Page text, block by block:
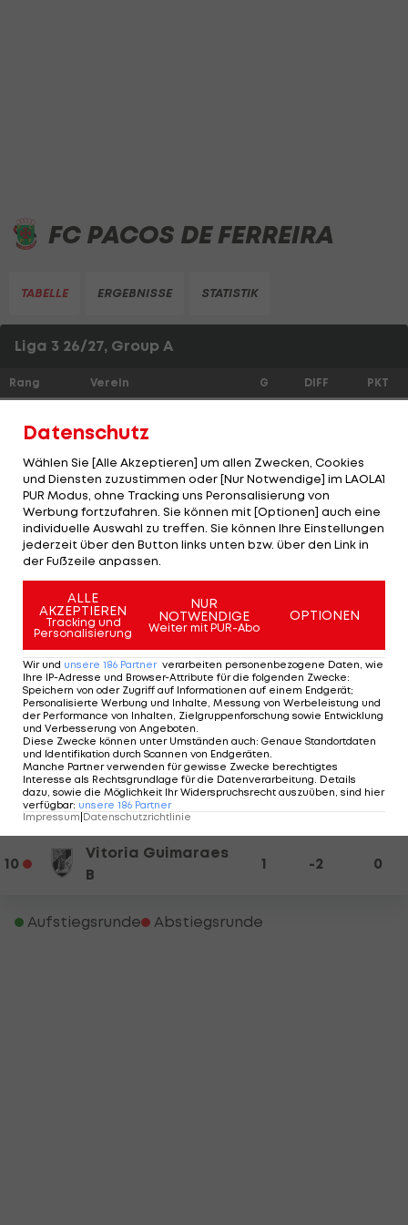
FC PACOS DE FERREIRA
TABELLE ERGEBNISSE STATISTIK
Liga 3 26/27, Group A
Rang Verein G DIFF PKT
Uniao SC Paredes
AD Fafe 0 0
AD Marco 09 0 0 0
CD Trofense
FC Pacos Ferreira 0
Leca FC 0 0 0
SC Sao Joao de Ver 0 0 0
SC Vianense 0 0
Varzim SC 0 0 0
10
Vitoria Guimaraes
B
1 -2 0
Aufstiegsrunde Abstiegsrunde
Datenschutz
Wählen Sie [Alle Akzeptieren] um allen Zwecken, Cookies
und Diensten zuzustimmen oder [Nur Notwendige] im LAOLA1
PUR Modus, ohne Tracking uns Peronsalisierung von
Werbung fortzufahren. Sie können mit [Optionen] auch eine
individuelle Auswahl zu treffen. Sie können Ihre Einstellungen
jederzeit über den Button links unten bzw. über den Link in
der Fußzeile anpassen.
ALLE
AKZEPTIEREN
Tracking und
Personalisierung
NUR
NOTWENDIGE
Weiter mit PUR-Abo
OPTIONEN
Wir und unsere 186 Partner verarbeiten personenbezogene Daten, wie
Ihre IP-Adresse und Browser-Attribute für die folgenden Zwecke:
Speichern von oder Zugriff auf Informationen auf einem Endgerät;
Personalisierte Werbung und Inhalte, Messung von Werbeleistung und
der Performance von Inhalten, Zielgruppenforschung sowie Entwicklung
und Verbesserung von Angeboten.
Diese Zwecke können unter Umständen auch: Genaue Standortdaten
und Identifikation durch Scannen von Endgeräten.
Manche Partner verwenden für gewisse Zwecke berechtigtes
Interesse als Rechtsgrundlage für die Datenverarbeitung. Details
dazu, sowie die Möglichkeit Ihr Widerspruchsrecht auszuüben, sind hier
verfügbar: unsere 186 Partner
Impressum Datenschutzrichtlinie